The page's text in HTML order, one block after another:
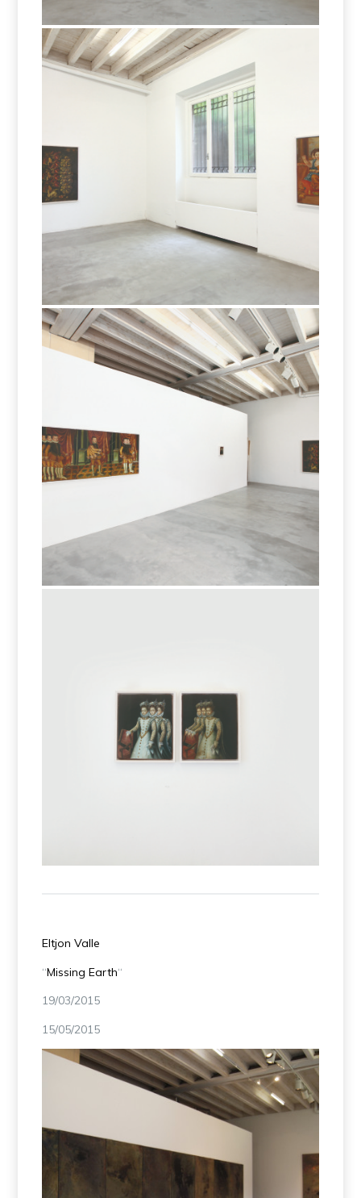
exercitiu
exercitiu
Eltjon Valle
“Missing Earth“
19/03/2015
15/05/2015
Eltjon Valle – Missing Earth